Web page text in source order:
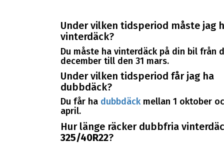
Under vilken tidsperiod måste jag
vinterdäck?
Du måste ha vinterdäck på din bil från
december till den 31 mars.
Under vilken tidsperiod får jag ha
dubbdäck?
Du får ha dubbdäckmellan 1 oktober
april.
Hur länge räcker dubbfria
325/40R22?